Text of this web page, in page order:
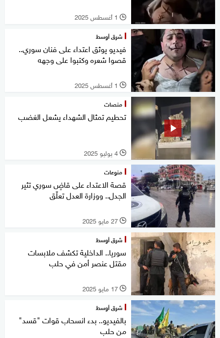
l 1 أغسطس 2025
شرق أوسط
فيديو يوثق اعتداء على فنان سوري..
قصوا شعره وكتبوا على وجهه
l 1 أغسطس 2025
منصات
تحطيم تمثال الشهداء يشعل الغضب
l 4 يوليو 2025
منوعات
قصة الاعتداء على قاضٍ سوري تثير
الجدل.. ووزارة العدل تعلّق
l 27 مايو 2025
شرق أوسط
سوريا.. الداخلية تكشف ملابسات
مقتل عنصر أمن في حلب
l 17 مايو 2025
شرق أوسط
بالفيديو.. بدء انسحاب قوات "قسد"
من حلب